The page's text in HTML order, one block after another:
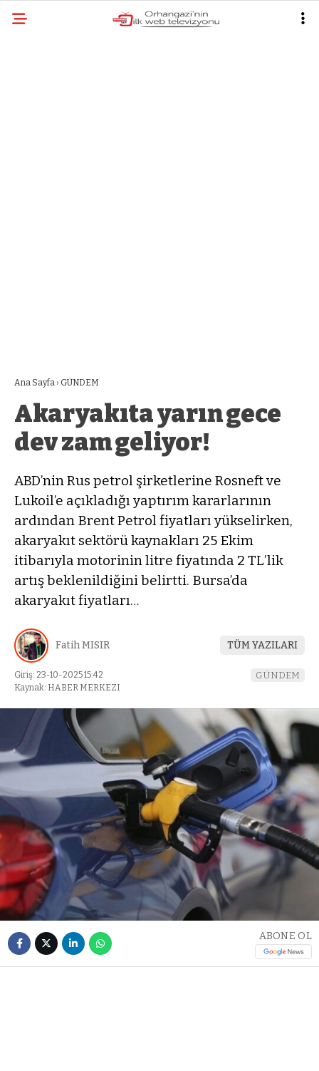
Ana Sayfa › GÜNDEM
Akaryakıta yarın gece
dev zam geliyor!
ABD’nin Rus petrol şirketlerine Rosneft ve
Lukoil’e açıkladığı yaptırım kararlarının
ardından Brent Petrol fiyatları yükselirken,
akaryakıt sektörü kaynakları 25 Ekim
itibarıyla motorinin litre fiyatında 2 TL’lik
artış beklenildiğini belirtti. Bursa’da
akaryakıt fiyatları…
Fatih MISIR TÜM YAZILARI
Giriş: 23-10-2025 15:42
Kaynak: HABER MERKEZI
GÜNDEM
ABONE OL